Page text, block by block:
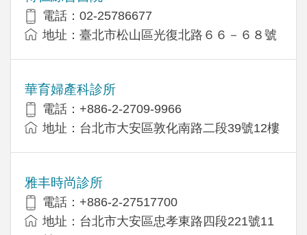
電話：02-25786677
地址：臺北市松山區光復北路６６－６８號
華育婦產科診所
電話：+886-2-2709-9966
地址：台北市大安區敦化南路二段39號12樓
雅丰時尚診所
電話：+886-2-27517700
地址：台北市大安區忠孝東路四段221號11